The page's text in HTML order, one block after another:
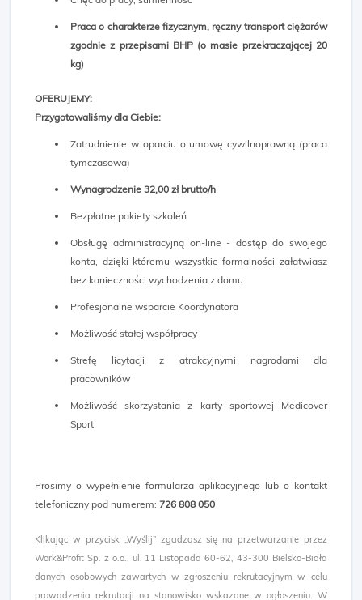
Praca o charakterze fizycznym, ręczny transport ciężarów
zgodnie z przepisami BHP (o masie przekraczającej 20
kg)
OFERUJEMY:
Przygotowaliśmy dla Ciebie:
Zatrudnienie w oparciu o umowę cywilnoprawną (praca
tymczasowa)
Wynagrodzenie 32,00 zł brutto/h
Bezpłatne pakiety szkoleń
Obsługę administracyjną on-line - dostęp do swojego
konta, dzięki któremu wszystkie formalności załatwiasz
bez konieczności wychodzenia z domu
Profesjonalne wsparcie Koordynatora
Możliwość stałej współpracy
Strefę licytacji z atrakcyjnymi nagrodami dla
pracowników
Możliwość skorzystania z karty sportowej Medicover
Sport
Prosimy o wypełnienie formularza aplikacyjnego lub o kontakt
telefoniczny pod numerem: 726 808 050​
Klikając w przycisk „Wyślij” zgadzasz się na przetwarzanie przez
Work&Profit Sp. z o.o., ul. 11 Listopada 60-62, 43-300 Bielsko-Biała
danych osobowych zawartych w zgłoszeniu rekrutacyjnym w celu
prowadzenia rekrutacji na stanowisko wskazane w ogłoszeniu. W